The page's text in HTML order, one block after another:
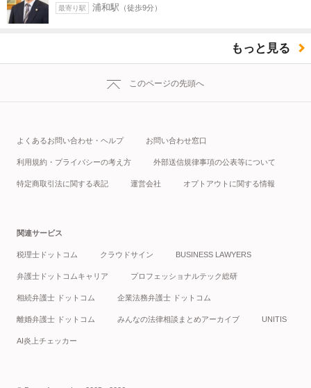
最寄り駅 浦和駅 （徒歩9分）
もっと見る
このページの先頭へ
よくあるお問い合わせ・ヘルプ お問い合わせ窓口
利用規約・プライバシーの考え方 外部送信規律事項の公表等について
特定商取引法に関する表記 運営会社 オプトアウトに関する情報
関連サービス
税理士ドットコム クラウドサイン BUSINESS LAWYERS
弁護士ドットコムキャリア プロフェッショナルテック総研
相続弁護士 ドットコム 企業法務弁護士 ドットコム
離婚弁護士 ドットコム みんなの法律相談まとめアーカイブ UNITIS
AI炎上チェッカー